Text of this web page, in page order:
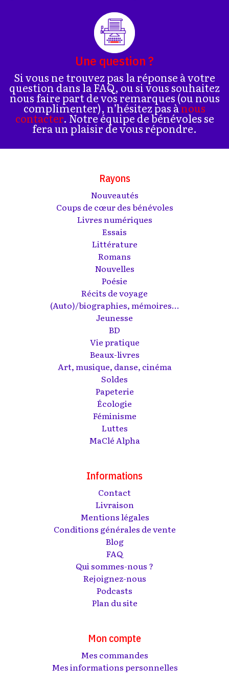
Une question ?
Si vous ne trouvez pas la réponse à votre
question dans la FAQ, ou si vous souhaitez
nous faire part de vos remarques (ou nous
complimenter), n’hésitez pas ànous
contacter. Notre équipe de bénévoles se
fera un plaisir de vous répondre.
Rayons
Nouveautés
Coups de cœur des bénévoles
Livres numériques
Essais
Littérature
Romans
Nouvelles
Poésie
Récits de voyage
(Auto)/biographies, mémoires...
Jeunesse
BD
Vie pratique
Beaux-livres
Art, musique, danse, cinéma
Soldes
Papeterie
Écologie
Féminisme
Luttes
MaClé Alpha
Informations
Contact
Livraison
Mentions légales
Conditions générales de vente
Blog
FAQ
Qui sommes-nous ?
Rejoignez-nous
Podcasts
Plan du site
Mon compte
Mes commandes
Mes informations personnelles